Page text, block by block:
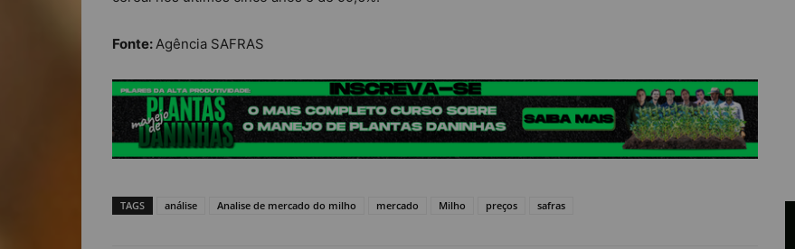
Fonte:Agência SAFRAS
TAGS análise Analise de mercado do milho mercado Milho preços safras